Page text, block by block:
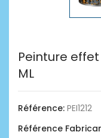
Peinture
ML
Référence: PEI1212
Référence